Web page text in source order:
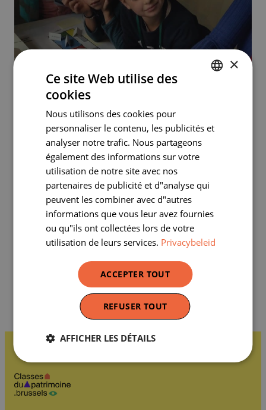
×
Ce site Web utilise des
cookies
Nous utilisons des cookies pour
personnaliser le contenu, les publicités et
analyser notre trafic. Nous partageons
également des informations sur votre
utilisation de notre site avec nos
partenaires de publicité et d"analyse qui
peuvent les combiner avec d"autres
informations que vous leur avez fournies
ou qu"ils ont collectées lors de votre
utilisation de leurs services. Privacybeleid
ACCEPTER TOUT
REFUSER TOUT
AFFICHER LES DÉTAILS